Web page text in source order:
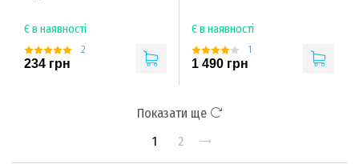
Є в наявності
2
234 грн
Є в наявності
1
1 490 грн
1 2
Показати ще